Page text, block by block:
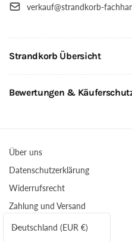
verkauf@strandkorb-
Strandkorb Übersicht
Bewertungen &
Über uns
Datenschutzerklärung
Widerrufsrecht
Zahlung und Versand
LDeutschland (EUR €)